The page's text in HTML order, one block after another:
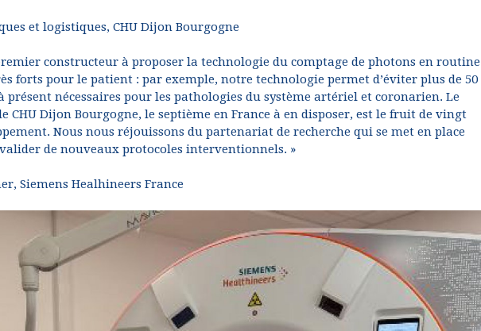
et logistiques, CHU Dijon Bourgogne
constructeur à proposer la technologie du comptage de photons en routine
forts pour le patient : par exemple, notre technologie permet d’éviter plus de 50
présent nécessaires pour les pathologies du système artériel et coronarien. Le
CHU Dijon Bourgogne, le septième en France à en disposer, est le fruit de vingt
Nous nous réjouissons du partenariat de recherche qui se met en place
de nouveaux protocoles interventionnels. »
Siemens Healhineers France